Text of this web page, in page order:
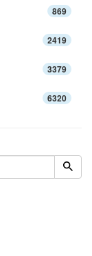
869
2419
3379
6320